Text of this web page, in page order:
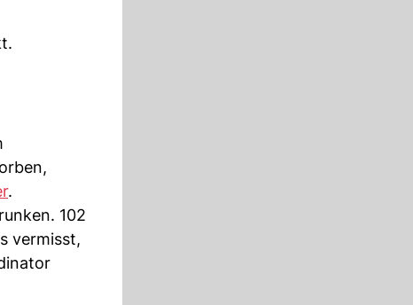
.
102
vermisst,